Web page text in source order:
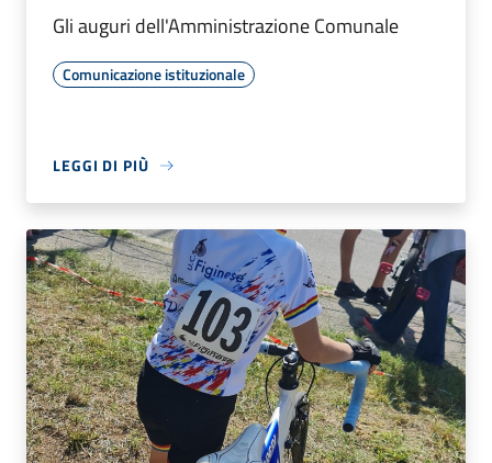
Gli auguri dell'Amministrazione Comunale
Comunicazione istituzionale
LEGGI DI PIÙ